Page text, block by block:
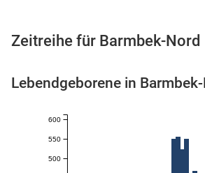
Zeitreihe für Barmbek-Nord
Lebendgeborene in Barmbek-
500
550
600